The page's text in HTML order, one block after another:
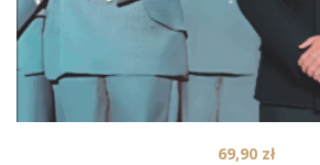
69,90 zł